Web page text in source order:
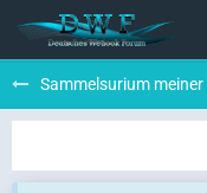
Sammelsurium